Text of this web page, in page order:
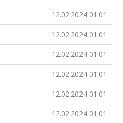
12.02.2024 01:01
12.02.2024 01:01
12.02.2024 01:01
12.02.2024 01:01
12.02.2024 01:01
12.02.2024 01:01